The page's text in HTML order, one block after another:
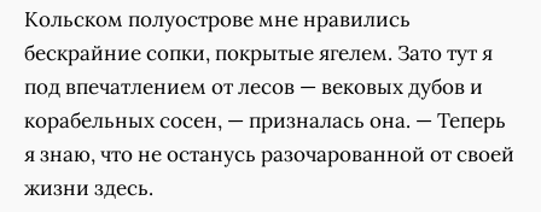
Кольском полуострове мне нравились
бескрайние сопки, покрытые ягелем. Зато тут я
под впечатлением от лесов — вековых дубов и
корабельных сосен, — призналась она. — Теперь
я знаю, что не останусь разочарованной от своей
жизни здесь.